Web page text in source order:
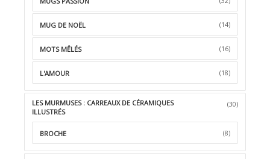
MUG DE NOËL (14)
MOTS MÊLÉS (16)
L'AMOUR (18)
LES MURMUSES : CARREAUX DE CÉRAMIQUES
ILLUSTRÉS
(30)
BROCHE (8)